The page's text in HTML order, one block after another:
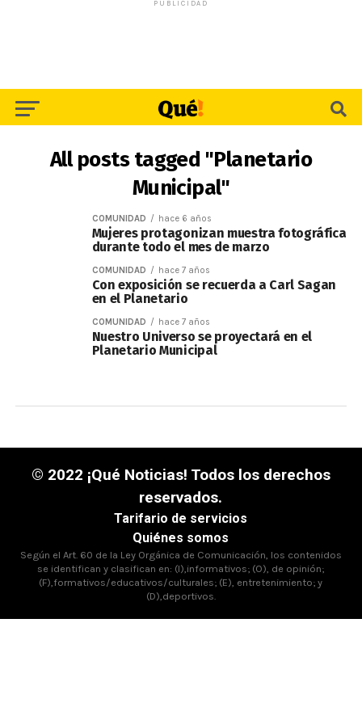
PUBLICIDAD
All posts tagged "Planetario
Municipal"
COMUNIDAD hace 6 años
Mujeres protagonizan muestra fotográfica
durante todo el mes de marzo
COMUNIDAD hace 7 años
Con exposición se recuerda a Carl Sagan
en el Planetario
COMUNIDAD hace 7 años
Nuestro Universo se proyectará en el
Planetario Municipal
© 2022 ¡Qué Noticias! Todos los derechos
reservados.
Tarifario de servicios
Quiénes somos
Según el Art. 60 de la Ley Orgánica de Comunicación, los contenidos
se identifican y clasifican en: (I),informativos; (O), de opinión;
(F),formativos/educativos/culturales; (E), entretenimiento; y
(D),deportivos.